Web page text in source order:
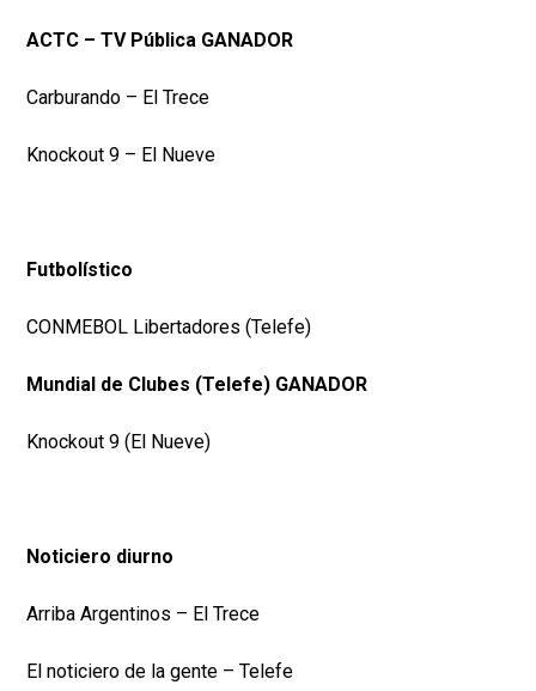
ACTC – TV Pública GANADOR
Carburando – El Trece
Knockout 9 – El Nueve
Futbolístico
CONMEBOL Libertadores (Telefe)
Mundial de Clubes (Telefe) GANADOR
Knockout 9 (El Nueve)
Noticiero diurno
Arriba Argentinos – El Trece
El noticiero de la gente – Telefe